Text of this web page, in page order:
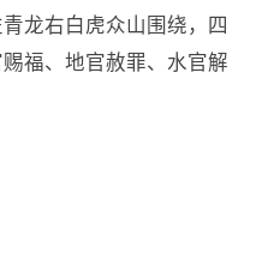
龙右白虎众山围绕，四
福、地官赦罪、水官解